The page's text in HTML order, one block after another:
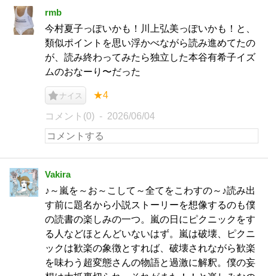
rmb
今村夏子っぽいかも！川上弘美っぽいかも！と、
類似ポイントを思い浮かべながら読み進めてたの
が、読み終わってみたら独立した本谷有希子イズ
ムのおなーり〜だった
ナイス ★4
コメント(0) 2026/06/04
Vakira
♪～嵐を～お～こして～全てをこわすの～♪読み出
す前に題名から小説ストーリーを想像するのも僕
の読書の楽しみの一つ。嵐の日にピクニックをす
る人などほとんどいないはず。嵐は破壊、ピクニ
ックは歓楽の象徴とすれば、破壊されながら歓楽
を味わう超変態さんの物語と過激に解釈。僕の妄